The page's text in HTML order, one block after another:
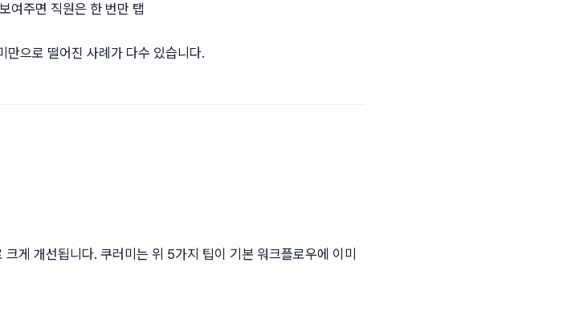
여주면 직원은 한 번만 탭
으로 떨어진 사례가 다수 있습니다.
크게 개선됩니다. 쿠러미는 위 5가지 팁이 기본 워크플로우에 이미